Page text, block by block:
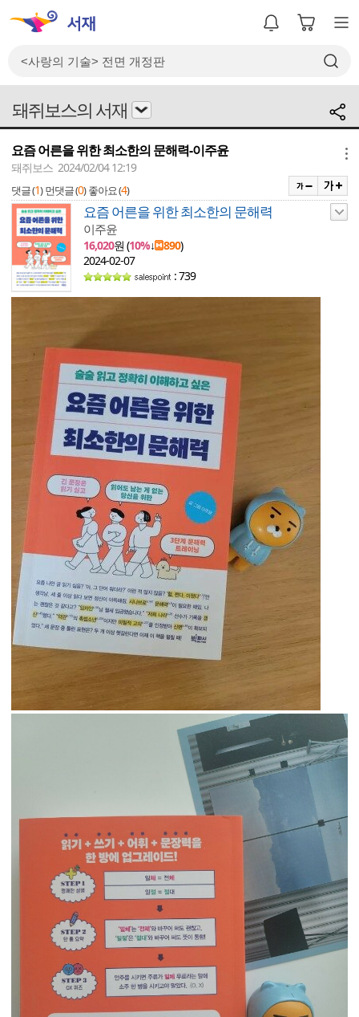
돼쥐보스의 서재
요즘 어른을 위한 최소한의 문해력-이주윤
돼쥐보스 2024/02/04 12:19
댓글 (1) 먼댓글 (0) 좋아요 (4)
요즘 어른을 위한 최소한의 문해력
이주윤
16,020원 (10%↓ 890)
2024-02-07
: 739